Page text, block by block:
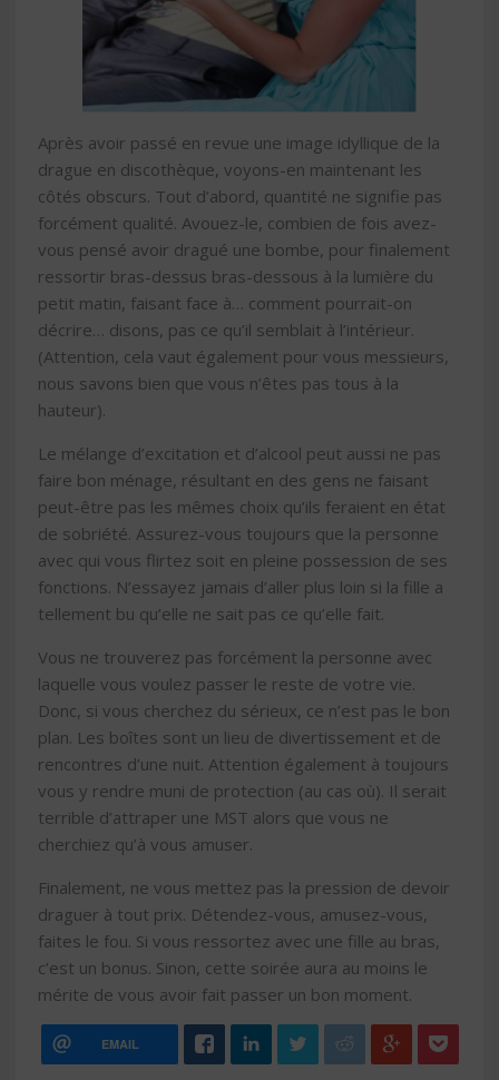
Après avoir passé en revue une image idyllique de la
drague en discothèque, voyons-en maintenant les
côtés obscurs. Tout d’abord, quantité ne signifie pas
forcément qualité. Avouez-le, combien de fois avez-
vous pensé avoir dragué une bombe, pour finalement
ressortir bras-dessus bras-dessous à la lumière du
petit matin, faisant face à… comment pourrait-on
décrire… disons, pas ce qu’il semblait à l’intérieur.
(Attention, cela vaut également pour vous messieurs,
nous savons bien que vous n’êtes pas tous à la
hauteur).
Le mélange d’excitation et d’alcool peut aussi ne pas
faire bon ménage, résultant en des gens ne faisant
peut-être pas les mêmes choix qu’ils feraient en état
de sobriété. Assurez-vous toujours que la personne
avec qui vous flirtez soit en pleine possession de ses
fonctions. N’essayez jamais d’aller plus loin si la fille a
tellement bu qu’elle ne sait pas ce qu’elle fait.
Vous ne trouverez pas forcément la personne avec
laquelle vous voulez passer le reste de votre vie.
Donc, si vous cherchez du sérieux, ce n’est pas le bon
plan. Les boîtes sont un lieu de divertissement et de
rencontres d’une nuit. Attention également à toujours
vous y rendre muni de protection (au cas où). Il serait
terrible d’attraper une MST alors que vous ne
cherchiez qu’à vous amuser.
Finalement, ne vous mettez pas la pression de devoir
draguer à tout prix. Détendez-vous, amusez-vous,
faites le fou. Si vous ressortez avec une fille au bras,
c’est un bonus. Sinon, cette soirée aura au moins le
mérite de vous avoir fait passer un bon moment.
EMAIL